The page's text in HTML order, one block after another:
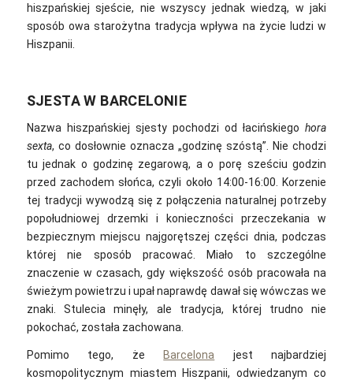
hiszpańskiej sjeście, nie wszyscy jednak wiedzą, w jaki
sposób owa starożytna tradycja wpływa na życie ludzi w
Hiszpanii.
SJESTA W BARCELONIE
Nazwa hiszpańskiej sjesty pochodzi od łacińskiegohora
sexta, co dosłownie oznacza „godzinę szóstą”. Nie chodzi
tu jednak o godzinę zegarową, a o porę sześciu godzin
przed zachodem słońca, czyli około 14:00-16:00. Korzenie
tej tradycji wywodzą się z połączenia naturalnej potrzeby
popołudniowej drzemki i konieczności przeczekania w
bezpiecznym miejscu najgorętszej części dnia, podczas
której nie sposób pracować. Miało to szczególne
znaczenie w czasach, gdy większość osób pracowała na
świeżym powietrzu i upał naprawdę dawał się wówczas we
znaki. Stulecia minęły, ale tradycja, której trudno nie
pokochać, została zachowana.
Pomimo tego, że Barcelona jest najbardziej
kosmopolitycznym miastem Hiszpanii, odwiedzanym co